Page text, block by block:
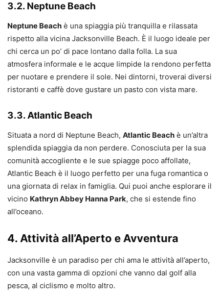
3.2. Neptune Beach
Neptune Beach è una spiaggia più tranquilla e rilassata
rispetto alla vicina Jacksonville Beach. È il luogo ideale per
chi cerca un po’ di pace lontano dalla folla. La sua
atmosfera informale e le acque limpide la rendono perfetta
per nuotare e prendere il sole. Nei dintorni, troverai diversi
ristoranti e caffè dove gustare un pasto con vista mare.
3.3. Atlantic Beach
Situata a nord di Neptune Beach, Atlantic Beach è un’altra
splendida spiaggia da non perdere. Conosciuta per la sua
comunità accogliente e le sue spiagge poco affollate,
Atlantic Beach è il luogo perfetto per una fuga romantica o
una giornata di relax in famiglia. Qui puoi anche esplorare il
vicino Kathryn Abbey Hanna Park, che si estende fino
all’oceano.
4. Attività all’Aperto e Avventura
Jacksonville è un paradiso per chi ama le attività all’aperto,
con una vasta gamma di opzioni che vanno dal golf alla
pesca, al ciclismo e molto altro.